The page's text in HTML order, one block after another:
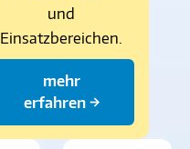
und
Einsatzbereichen.
mehr
erfahren →